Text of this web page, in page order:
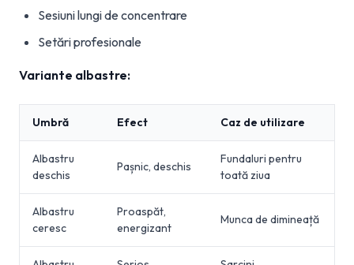
Sesiuni lungi de concentrare
Setări profesionale
Variante albastre:
Umbră Efect Caz de utilizare
Albastru
deschis
Pașnic, deschis
Fundaluri pentru
toată ziua
Albastru
ceresc
Proaspăt,
energizant
Munca de dimineață